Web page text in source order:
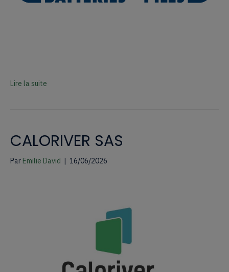
Lire la suite
CALORIVER SAS
Par Emilie David | 16/06/2026